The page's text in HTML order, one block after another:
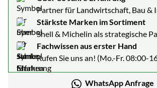
Partner für Landwirtschaft, Bau &
Stärkste Marken im Sortiment
Shell & Michelin als strategische
Fachwissen aus erster Hand
Rufen Sie uns an! (Mo.-Fr. 08:00-
WhatsApp Anfrage